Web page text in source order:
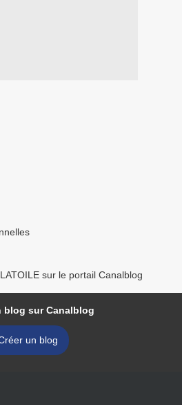
sur le portail Canalblog
blog sur Canalblog
un blog